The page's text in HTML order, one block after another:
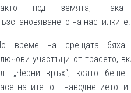
под земята,
на настилките.
време на срещата бяха
участъци от трасето,
„Черни връх“, която беше
от наводнетието